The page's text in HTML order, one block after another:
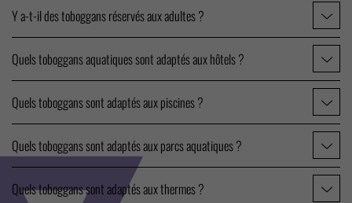
Y a-t-il des toboggans réservés aux adultes ?
Quels toboggans aquatiques sont adaptés aux hôtels ?
Quels toboggans sont adaptés aux piscines ?
Quels toboggans sont adaptés aux parcs aquatiques ?
Quels toboggans sont adaptés aux thermes ?